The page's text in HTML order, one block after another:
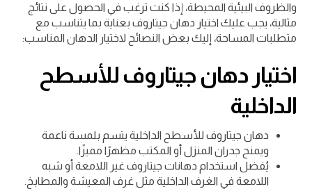
والظروف البيئية المحيطة، إذا كنت ترغب في الحصول على نتائج
مثالية، يجب عليك اختيار دهان جيتاروف بعناية بما يتناسب مع
متطلبات المساحة، إليك بعض النصائح لاختيار الدهان المناسب:
اختيار دهان جيتاروف للأسطح
الداخلية
دهان جيتاروف للأسطح الداخلية يتسم بلمسة ناعمة
ويمنح جدران المنزل أو المكتب مظهرًا مميزًا.
يُفضل استخدام دهانات جيتاروف غير اللامعة أو شبه
اللامعة في الغرف الداخلية مثل غرف المعيشة والمطابخ.